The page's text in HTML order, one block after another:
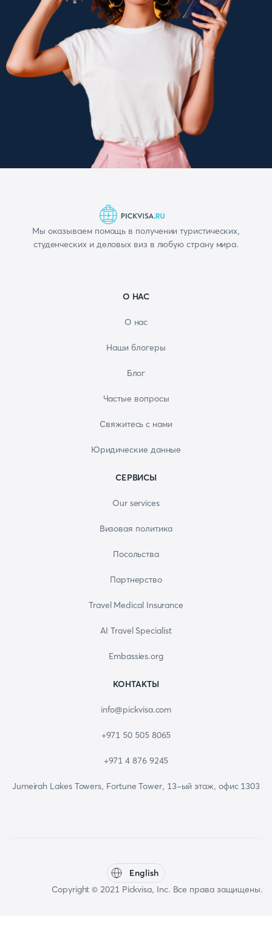
Мы оказываем помощь в получении туристических,
студенческих и деловых виз в любую страну мира.
О НАС
О нас
Наши блогеры
Блог
Частые вопросы
Свяжитесь с нами
Юридические данные
СЕРВИСЫ
Our services
Визовая политика
Посольства
Партнерство
Travel Medical Insurance
AI Travel Specialist
Embassies.org
КОНТАКТЫ
info@pickvisa.com
+971 50 505 8065
+971 4 876 9245
Jumeirah Lakes Towers, Fortune Tower, 13-ый этаж, офис 1303
English
Copyright © 2021 Pickvisa, Inc. Все права защищены.